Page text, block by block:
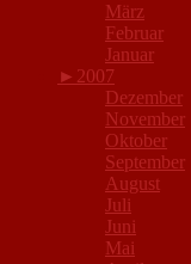
März
Februar
Januar
► 2007
Dezember
November
Oktober
September
August
Juli
Juni
Mai